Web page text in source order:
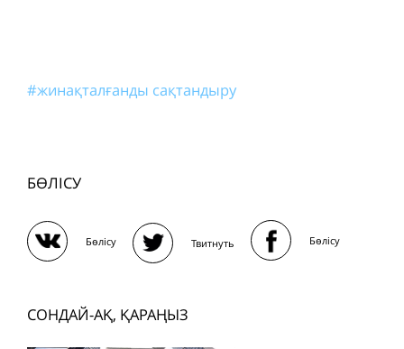
#жинақталғанды сақтандыру
БӨЛІСУ
Бөлісу Твитнуть Бөлісу
СОНДАЙ-АҚ, ҚАРАҢЫЗ